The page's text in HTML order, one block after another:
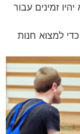
זמינים עבור
למצוא חנות